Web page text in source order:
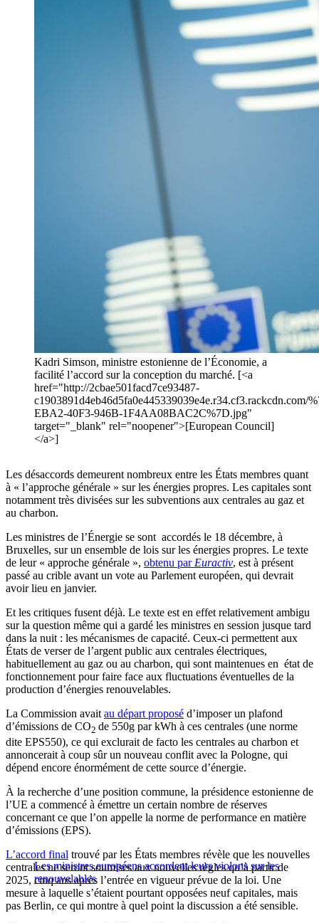
Kadri Simson, ministre estonienne de l’Économie, a
facilité l’accord sur la conception du marché. [<a
href="http://2cbae501facd7ce93487-
c1903891d4eb46d5fa0e445339039e4e.r34.cf3.rackcdn.com/
EBA2-40F3-946B-1F4AA08BAC2C%7D.jpg"
target="_blank" rel="noopener">[European Council]
</a>]
Les désaccords demeurent nombreux entre les États membres quant
à « l’approche générale » sur les énergies propres. Les capitales sont
notamment très divisées sur les subventions aux centrales au gaz et
au charbon.
Les ministres de l’Énergie se sont accordés le 18 décembre, à
Bruxelles, sur un ensemble de lois sur les énergies propres. Le texte
de leur « approche générale », obtenu par Euractiv, est à présent
passé au crible avant un vote au Parlement européen, qui devrait
avoir lieu en janvier.
Et les critiques fusent déjà. Le texte est en effet relativement ambigu
sur la question même qui a gardé les ministres en session jusque tard
dans la nuit : les mécanismes de capacité. Ceux-ci permettent aux
États de verser de l’argent public aux centrales électriques,
habituellement au gaz ou au charbon, qui sont maintenues en état de
fonctionnement pour faire face aux fluctuations éventuelles de la
production d’énergies renouvelables.
La Commission avait au départ proposé d’imposer un plafond
d’émissions de CO2 de 550g par kWh à ces centrales (une norme
dite EPS550), ce qui exclurait de facto les centrales au charbon et
annoncerait à coup sûr un nouveau conflit avec la Pologne, qui
dépend encore énormément de cette source d’énergie.
À la recherche d’une position commune, la présidence estonienne de
l’UE a commencé à émettre un certain nombre de réserves
concernant ce que l’on appelle la norme de performance en matière
d’émissions (EPS).
Les ministres européens accordent leurs violons sur les
renouvelables
L’accord final trouvé par les États membres révèle que les nouvelles
centrales ne seront soumises aux nouvelles règles qu’à partir de
2025, cinq ans après l’entrée en vigueur prévue de la loi. Une
mesure à laquelle s’étaient pourtant opposées neuf capitales, mais
pas Berlin, ce qui montre à quel point la discussion a été sensible.